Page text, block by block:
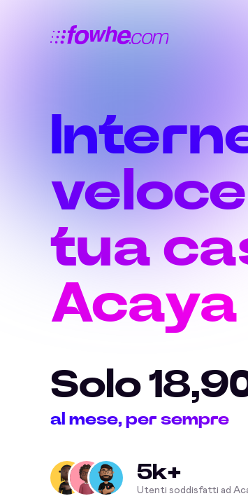
tua
Acaya
Solo
al mese, per sempre
5k+
Utenti soddisfatti ad